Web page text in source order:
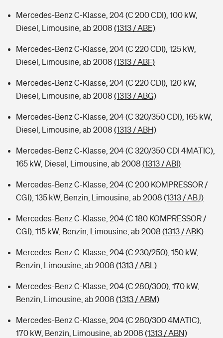
Mercedes-Benz C-Klasse, 204 (C 200 CDI), 100 kW,
Diesel, Limousine, ab 2008 (1313 / ABE)
Mercedes-Benz C-Klasse, 204 (C 220 CDI), 125 kW,
Diesel, Limousine, ab 2008 (1313 / ABF)
Mercedes-Benz C-Klasse, 204 (C 220 CDI), 120 kW,
Diesel, Limousine, ab 2008 (1313 / ABG)
Mercedes-Benz C-Klasse, 204 (C 320/350 CDI), 165 kW,
Diesel, Limousine, ab 2008 (1313 / ABH)
Mercedes-Benz C-Klasse, 204 (C 320/350 CDI 4MATIC),
165 kW, Diesel, Limousine, ab 2008 (1313 / ABI)
Mercedes-Benz C-Klasse, 204 (C 200 KOMPRESSOR /
CGI), 135 kW, Benzin, Limousine, ab 2008 (1313 / ABJ)
Mercedes-Benz C-Klasse, 204 (C 180 KOMPRESSOR /
CGI), 115 kW, Benzin, Limousine, ab 2008 (1313 / ABK)
Mercedes-Benz C-Klasse, 204 (C 230/250), 150 kW,
Benzin, Limousine, ab 2008 (1313 / ABL)
Mercedes-Benz C-Klasse, 204 (C 280/300), 170 kW,
Benzin, Limousine, ab 2008 (1313 / ABM)
Mercedes-Benz C-Klasse, 204 (C 280/300 4MATIC),
170 kW, Benzin, Limousine, ab 2008 (1313 / ABN)